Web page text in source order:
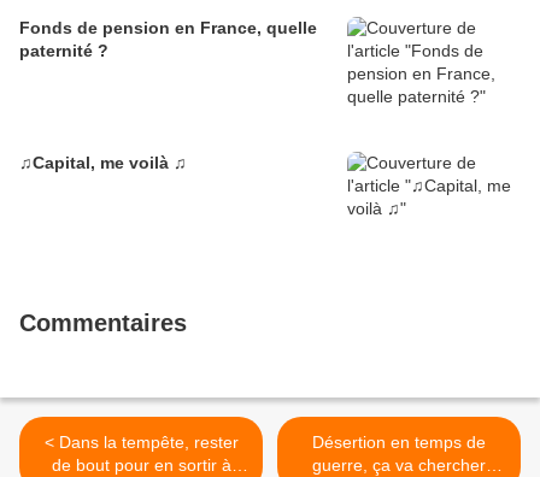
Fonds de pension en France, quelle
paternité ?
♫Capital, me voilà ♫
Commentaires
< Dans la tempête, rester
de bout pour en sortir à
Désertion en temps de
guerre, ça va chercher